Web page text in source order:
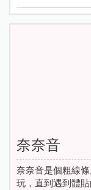
奈奈音
奈奈音是個粗線
玩，直到遇到體